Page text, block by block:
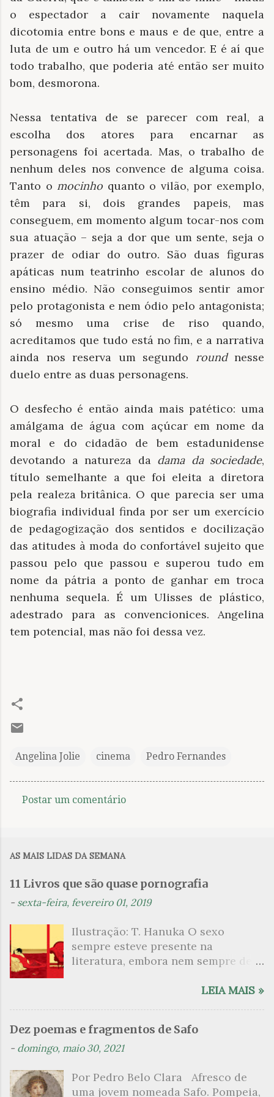
o espectador a cair novamente naquela
dicotomia entre bons e maus e de que, entre a
luta de um e outro há um vencedor. E é aí que
todo trabalho, que poderia até então ser muito
bom, desmorona.
Nessa tentativa de se parecer com real, a
escolha dos atores para encarnar as
personagens foi acertada. Mas, o trabalho de
nenhum deles nos convence de alguma coisa.
Tanto o mocinho quanto o vilão, por exemplo,
têm para si, dois grandes papeis, mas
conseguem, em momento algum tocar-nos com
sua atuação – seja a dor que um sente, seja o
prazer de odiar do outro. São duas figuras
apáticas num teatrinho escolar de alunos do
ensino médio. Não conseguimos sentir amor
pelo protagonista e nem ódio pelo antagonista;
só mesmo uma crise de riso quando,
acreditamos que tudo está no fim, e a narrativa
ainda nos reserva um segundo roundnesse
duelo entre as duas personagens.
O desfecho é então ainda mais patético: uma
amálgama de água com açúcar em nome da
moral e do cidadão de bem estadunidense
devotando a natureza da dama da sociedade,
título semelhante a que foi eleita a diretora
pela realeza britânica. O que parecia ser uma
biografia individual finda por ser um exercício
de pedagogização dos sentidos e docilização
das atitudes à moda do confortável sujeito que
passou pelo que passou e superou tudo em
nome da pátria a ponto de ganhar em troca
nenhuma sequela. É um Ulisses de plástico,
adestrado para as convencionices. Angelina
tem potencial, mas não foi dessa vez.
Angelina Jolie cinema Pedro Fernandes
n
i
o
Postar um comentário
AS MAIS LIDAS DA SEMANA
11 Livros que são quase pornografia
- sexta-feira, fevereiro 01, 2019
Ilustração: T. Hanuka O sexo
sempre esteve presente na
literatura, embora nem sempre de
que mergulharam em sua própria
psicanalítico e findaram por revelar
a partir dessa intimidade o lado
apresenta um conjunto de livros
nos quais os escritores se
LEIA MAIS »
Dez poemas e fragmentos de Safo
- domingo, maio 30, 2021
Por Pedro Belo Clara Afresco de
uma jovem nomeada Safo. Pompeia,